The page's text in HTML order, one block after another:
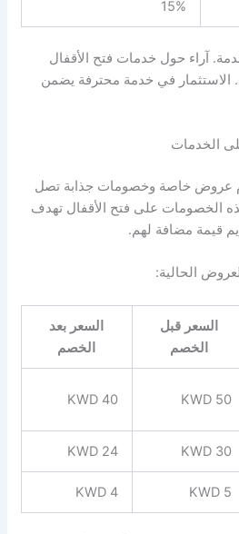
15%
آراء حول خدمات فتح الأقفال
الاستثمار في خدمة محترفة يضمن
الخدمات
عروض خاصة وخصومات جذابة تصل
هذه الخصومات على فتح الأقفال تهدف
قيمة مضافة لهم.
الحالية:
السعر قبل
الخصم
السعر بعد
الخصم
50 KWD
40 KWD
30 KWD
24 KWD
5 KWD
4 KWD